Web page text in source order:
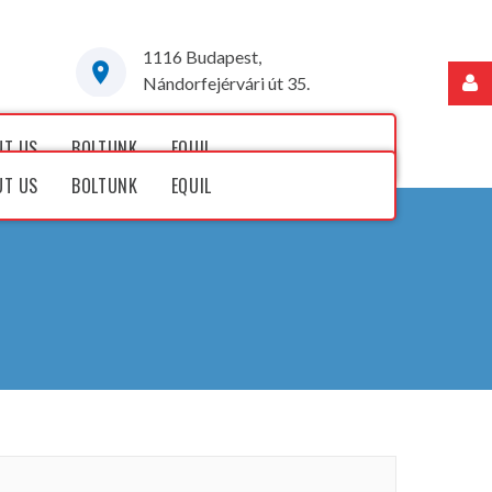
1116 Budapest,
Nándorfejérvári út 35.
US BOLTUNK
EQUIL
US BOLTUNK EQUIL
Felhasználónév
Jelszó